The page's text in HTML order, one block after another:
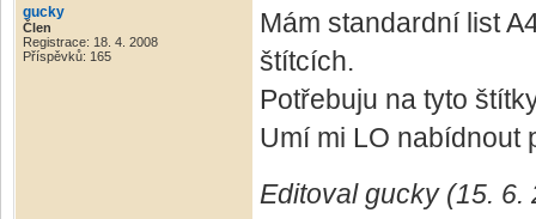
gucky
Člen
Registrace: 18. 4. 2008
Příspěvků: 165
Mám standardní list
štítcích.
Potřebuju na tyto
Umí mi LO nabídnout
Editoval gucky (15. 6.